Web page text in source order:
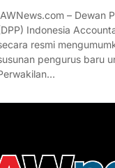
– Dewan
Indonesia
resmi
pengurus baru